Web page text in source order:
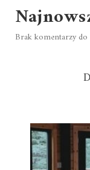
Brak komentarzy do